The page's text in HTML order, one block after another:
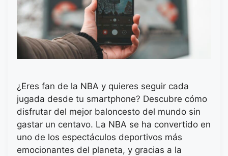
¿Eres fan de la NBA y quieres seguir cada
jugada desde tu smartphone? Descubre cómo
disfrutar del mejor baloncesto del mundo sin
gastar un centavo. La NBA se ha convertido en
uno de los espectáculos deportivos más
emocionantes del planeta, y gracias a la